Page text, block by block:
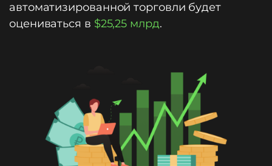
автоматизированной торговли будет
оцениваться в $25,25 млрд.